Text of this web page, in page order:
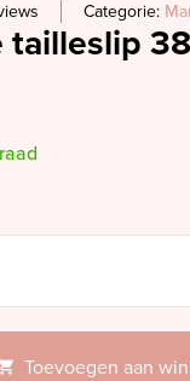
Categorie:
tailleslip
Toevoegen aan